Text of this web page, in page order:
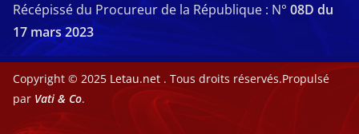
Récépissé du Procureur de la République : N° 08D du
17 mars 2023
Copyright © 2025 Letau.net . Tous droits réservés.Propulsé
par Vati & Co.